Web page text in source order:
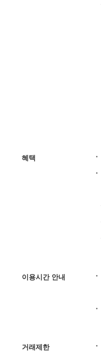
혜택
이용시간 안내
거래제한